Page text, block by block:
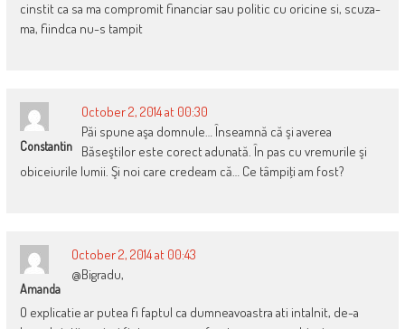
cinstit ca sa ma compromit financiar sau politic cu oricine si, scuza-
ma, fiindca nu-s tampit
Constantin
October 2, 2014 at 00:30
Păi spune aşa domnule… Înseamnă că şi averea
Băseştilor este corect adunată. În pas cu vremurile şi
obiceiurile lumii. Şi noi care credeam că… Ce tâmpiţi am fost?
Amanda
October 2, 2014 at 00:43
@Bigradu,
O explicatie ar putea fi faptul ca dumneavoastra ati intalnit, de-a